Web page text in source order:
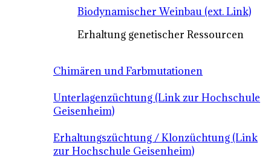
Biodynamischer Weinbau (ext. Link)
Erhaltung genetischer Ressourcen
Chimären und Farbmutationen
Unterlagenzüchtung (Link zur Hochschule
Geisenheim)
Erhaltungszüchtung / Klonzüchtung (Link
zur Hochschule Geisenheim)